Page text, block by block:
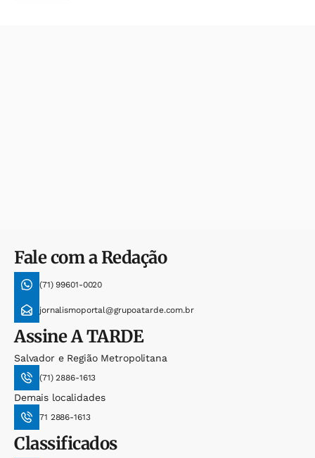
Fale com a Redação
(71) 99601-0020
jornalismoportal@grupoatarde.com.br
AssineA TARDE
Salvador e Região Metropolitana
(71) 2886-1613
Demais localidades
71 2886-1613
Classificados